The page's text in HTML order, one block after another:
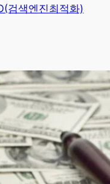
검색엔진최적화)